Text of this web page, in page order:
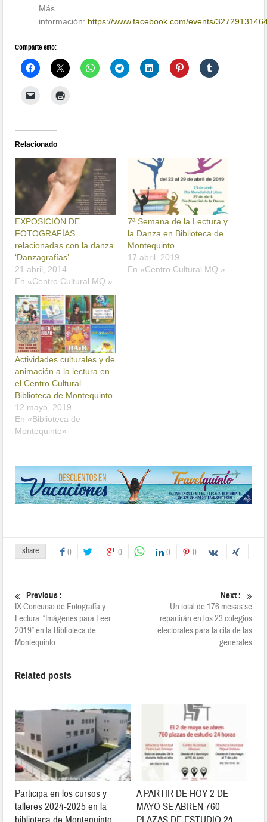
Más
información: https://www.facebook.com/events/
Comparte esto:
Relacionado
EXPOSICIÓN DE
FOTOGRAFÍAS
relacionadas con la danza
‘Danzagrafías’
21 abril, 2014
En «Centro Cultural MQ.»
7ª Semana de la Lectura y
la Danza en Biblioteca de
Montequinto
17 abril, 2019
En «Centro Cultural MQ.»
Actividades culturales y de
animación a la lectura en
el Centro Cultural
Biblioteca de Montequinto
12 mayo, 2019
En «Biblioteca de
Montequinto»
share 0 0 0 0
Previous :
IX Concurso de Fotografía y
Lectura: “Imágenes para Leer
2019” en la Biblioteca de
Montequinto
Next :
Un total de 176 mesas se
repartirán en los 23 colegios
electorales para la cita de las
generales
Related posts
Participa en los cursos y
talleres 2024-2025 en la
A PARTIR DE HOY 2 DE
MAYO SE ABREN 760